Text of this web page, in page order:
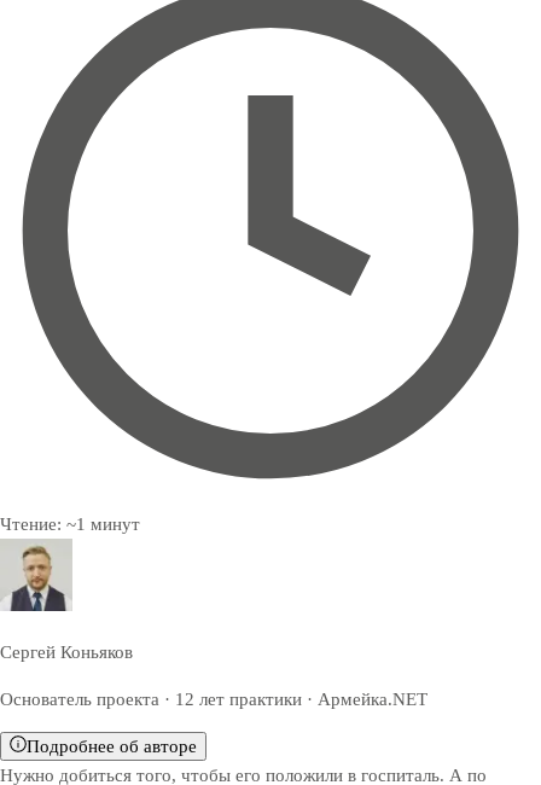
Чтение: ~1 минут
Сергей Коньяков
Основатель проекта · 12 лет практики · Армейка.NET
Подробнее об авторе
Нужно добиться того, чтобы его положили в госпиталь. А по